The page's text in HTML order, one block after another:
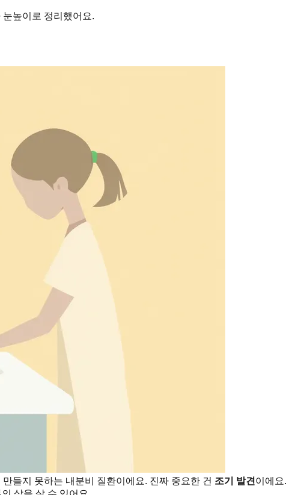
높이로 정리했어요.
들지 못하는 내분비 질환이에요. 진짜 중요한 건 조기 발견 이에요.